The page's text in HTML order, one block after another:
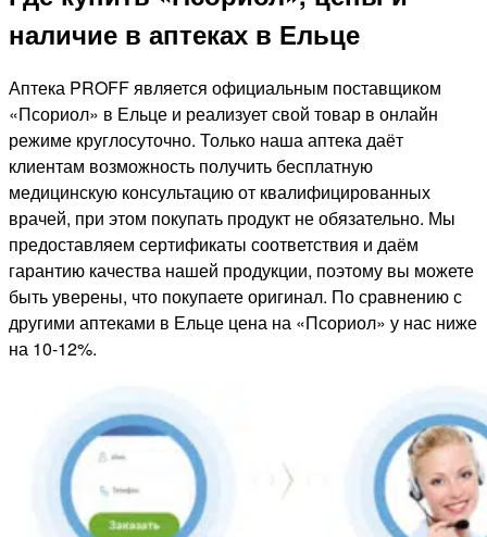
наличие в аптеках в Ельце
Аптека PROFF является официальным поставщиком
«Псориол» в Ельце и реализует свой товар в онлайн
режиме круглосуточно. Только наша аптека даёт
клиентам возможность получить бесплатную
медицинскую консультацию от квалифицированных
врачей, при этом покупать продукт не обязательно. Мы
предоставляем сертификаты соответствия и даём
гарантию качества нашей продукции, поэтому вы можете
быть уверены, что покупаете оригинал. По сравнению с
другими аптеками в Ельце цена на «Псориол» у нас ниже
на 10-12%.